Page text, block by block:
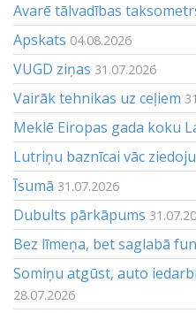
Avarē tālvadības
Apskats 04.08.2026
VUGD ziņas 31.07.2026
Vairāk tehnikas uz ceļiem
Meklē Eiropas gada koku
Lutriņu baznīcai vāc
Īsumā 31.07.2026
Dubults pārkāpums
Bez līmeņa, bet saglabā
Somiņu atgūst, auto
28.07.2026